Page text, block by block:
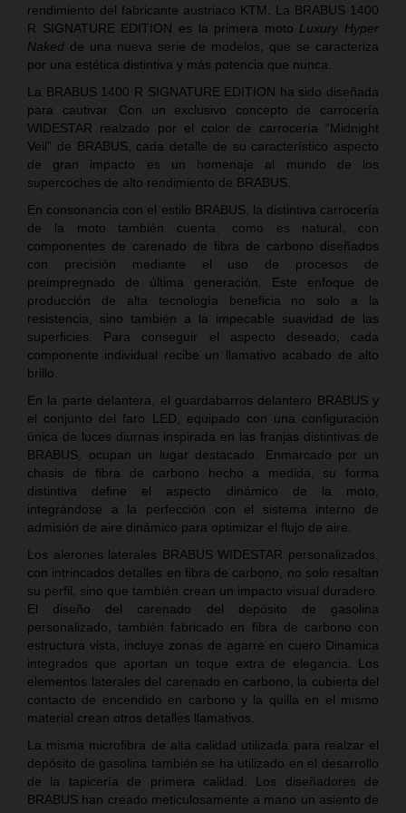
rendimiento del fabricante austriaco KTM. La BRABUS 1400
R SIGNATURE EDITION es la primera moto Luxury Hyper
Naked de una nueva serie de modelos, que se caracteriza
por una estética distintiva y más potencia que nunca.
La BRABUS 1400 R SIGNATURE EDITION ha sido diseñada
para cautivar. Con un exclusivo concepto de carrocería
WIDESTAR realzado por el color de carrocería “Midnight
Veil” de BRABUS, cada detalle de su característico aspecto
de gran impacto es un homenaje al mundo de los
supercoches de alto rendimiento de BRABUS.
En consonancia con el estilo BRABUS, la distintiva carrocería
de la moto también cuenta, como es natural, con
componentes de carenado de fibra de carbono diseñados
con precisión mediante el uso de procesos de
preimpregnado de última generación. Este enfoque de
producción de alta tecnología beneficia no solo a la
resistencia, sino también a la impecable suavidad de las
superficies. Para conseguir el aspecto deseado, cada
componente individual recibe un llamativo acabado de alto
brillo.
En la parte delantera, el guardabarros delantero BRABUS y
el conjunto del faro LED, equipado con una configuración
única de luces diurnas inspirada en las franjas distintivas de
BRABUS, ocupan un lugar destacado. Enmarcado por un
chasis de fibra de carbono hecho a medida, su forma
distintiva define el aspecto dinámico de la moto,
integrándose a la perfección con el sistema interno de
admisión de aire dinámico para optimizar el flujo de aire.
Los alerones laterales BRABUS WIDESTAR personalizados,
con intrincados detalles en fibra de carbono, no solo resaltan
su perfil, sino que también crean un impacto visual duradero.
El diseño del carenado del depósito de gasolina
personalizado, también fabricado en fibra de carbono con
estructura vista, incluye zonas de agarre en cuero Dinamica
integrados que aportan un toque extra de elegancia. Los
elementos laterales del carenado en carbono, la cubierta del
contacto de encendido en carbono y la quilla en el mismo
material crean otros detalles llamativos.
La misma microfibra de alta calidad utilizada para realzar el
depósito de gasolina también se ha utilizado en el desarrollo
de la tapicería de primera calidad. Los diseñadores de
BRABUS han creado meticulosamente a mano un asiento de